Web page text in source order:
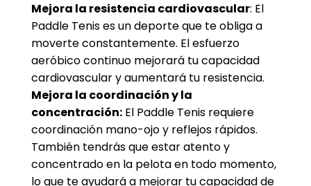
Mejora la resistencia cardiovascular: El
Paddle Tenis es un deporte que te obliga a
moverte constantemente. El esfuerzo
aeróbico continuo mejorará tu capacidad
cardiovascular y aumentará tu resistencia.
Mejora la coordinación y la
concentración: El Paddle Tenis requiere
coordinación mano-ojo y reflejos rápidos.
También tendrás que estar atento y
concentrado en la pelota en todo momento,
lo que te ayudará a mejorar tu capacidad de